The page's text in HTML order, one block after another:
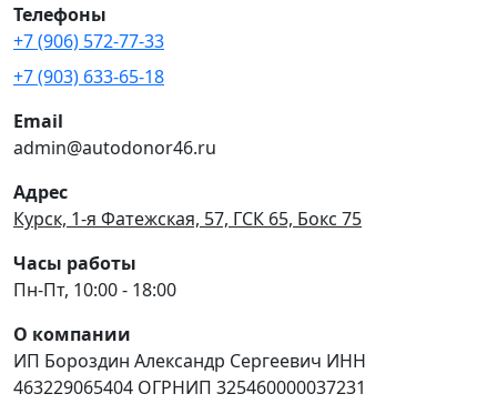
Телефоны
+7 (906) 572-77-33
+7 (903) 633-65-18
Email
admin@autodonor46.ru
Адрес
Курск, 1-я Фатежская, 57, ГСК 65, Бокс 75
Часы работы
Пн-Пт, 10:00 - 18:00
О компании
ИП Бороздин Александр Сергеевич ИНН
463229065404 ОГРНИП 325460000037231